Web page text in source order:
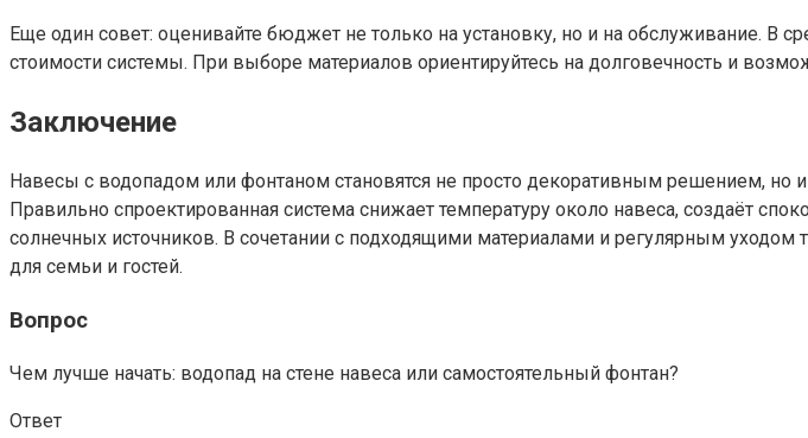
Еще один совет: оценивайте бюджет не только на установку, но и на обслуживание. В
стоимости системы. При выборе материалов ориентируйтесь на долговечность и
Заключение
Навесы с водопадом или фонтаном становятся не просто декоративным решением,
Правильно спроектированная система снижает температуру около навеса, создаёт
солнечных источников. В сочетании с подходящими материалами и регулярным
для семьи и гостей.
Вопрос
Чем лучше начать: водопад на стене навеса или самостоятельный фонтан?
Ответ